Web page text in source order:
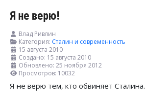
Я не верю!
Влад Ривлин
Категория: Сталин и современность
15 августа 2010
Создано: 15 августа 2010
Обновлено: 25 ноября 2012
Просмотров: 10032
Я не верю тем, кто обвиняет Сталина.